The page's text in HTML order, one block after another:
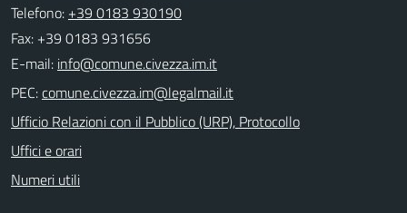
Telefono: +39 0183 930190
Fax: +39 0183 931656
E-mail:
PEC:
Ufficio Relazioni con il Pubblico (URP), Protocollo
Uffici e orari
Numeri utili